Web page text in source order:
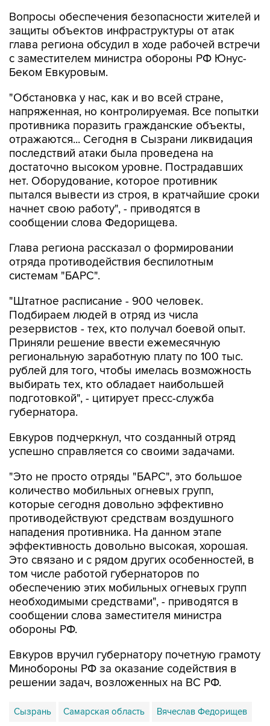
Вопросы обеспечения безопасности жителей и
защиты объектов инфраструктуры от атак
глава региона обсудил в ходе рабочей встречи
с заместителем министра обороны РФ Юнус-
Беком Евкуровым.
"Обстановка у нас, как и во всей стране,
напряженная, но контролируемая. Все попытки
противника поразить гражданские объекты,
отражаются... Сегодня в Сызрани ликвидация
последствий атаки была проведена на
достаточно высоком уровне. Пострадавших
нет. Оборудование, которое противник
пытался вывести из строя, в кратчайшие сроки
начнет свою работу", - приводятся в
сообщении слова Федорищева.
Глава региона рассказал о формировании
отряда противодействия беспилотным
системам "БАРС".
"Штатное расписание - 900 человек.
Подбираем людей в отряд из числа
резервистов - тех, кто получал боевой опыт.
Приняли решение ввести ежемесячную
региональную заработную плату по 100 тыс.
рублей для того, чтобы имелась возможность
выбирать тех, кто обладает наибольшей
подготовкой", - цитирует пресс-служба
губернатора.
Евкуров подчеркнул, что созданный отряд
успешно справляется со своими задачами.
"Это не просто отряды "БАРС", это большое
количество мобильных огневых групп,
которые сегодня довольно эффективно
противодействуют средствам воздушного
нападения противника. На данном этапе
эффективность довольно высокая, хорошая.
Это связано и с рядом других особенностей, в
том числе работой губернаторов по
обеспечению этих мобильных огневых групп
необходимыми средствами", - приводятся в
сообщении слова заместителя министра
обороны РФ.
Евкуров вручил губернатору почетную грамоту
Минобороны РФ за оказание содействия в
решении задач, возложенных на ВС РФ.
Сызрань Самарская область Вячеслав Федорищев